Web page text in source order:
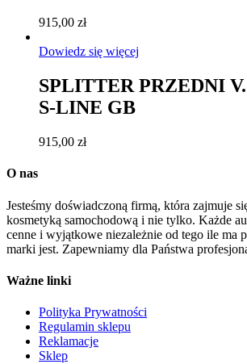
915,00 zł
Dowiedz się więcej
SPLITTER PRZEDNI
S-LINE GB
915,00 zł
O nas
Jesteśmy doświadczoną firmą, która zajmuje
kosmetyką samochodową i nie tylko. Każde
cenne i wyjątkowe niezależnie od tego ile ma
marki jest. Zapewniamy dla Państwa
Ważne linki
Polityka Prywatności
Regulamin sklepu
Reklamacje
Sklep